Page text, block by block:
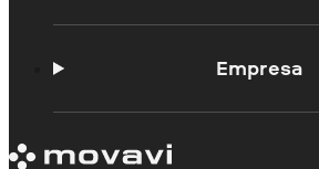
Portal de aprendizagem
Limitações da versão de teste
Empresa
Testemunhos